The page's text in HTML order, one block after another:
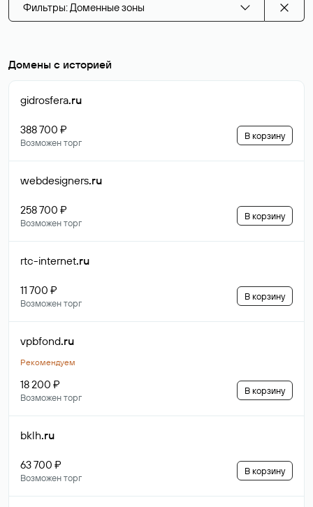
Фильтры: Доменные зоны
Домены с историей
gidrosfera.ru
388 700 ₽
Возможен торг
В корзину
webdesigners.ru
258 700 ₽
Возможен торг
В корзину
rtc-internet.ru
11 700 ₽
Возможен торг
В корзину
vpbfond.ru
Рекомендуем
18 200 ₽
Возможен торг
В корзину
bklh.ru
63 700 ₽
Возможен торг
В корзину